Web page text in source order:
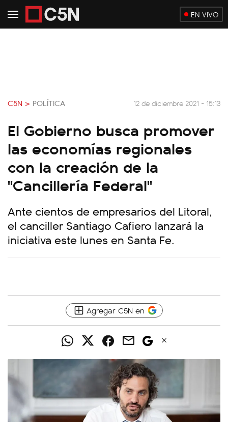
EN VIVO
C5N > POLÍTICA 12 de diciembre 2021 - 15:13
El Gobierno busca promover
las economías regionales
con la creación de la
"Cancillería Federal"
Ante cientos de empresarios del Litoral,
el canciller Santiago Cafiero lanzará la
iniciativa este lunes en Santa Fe.
Agregar C5N en